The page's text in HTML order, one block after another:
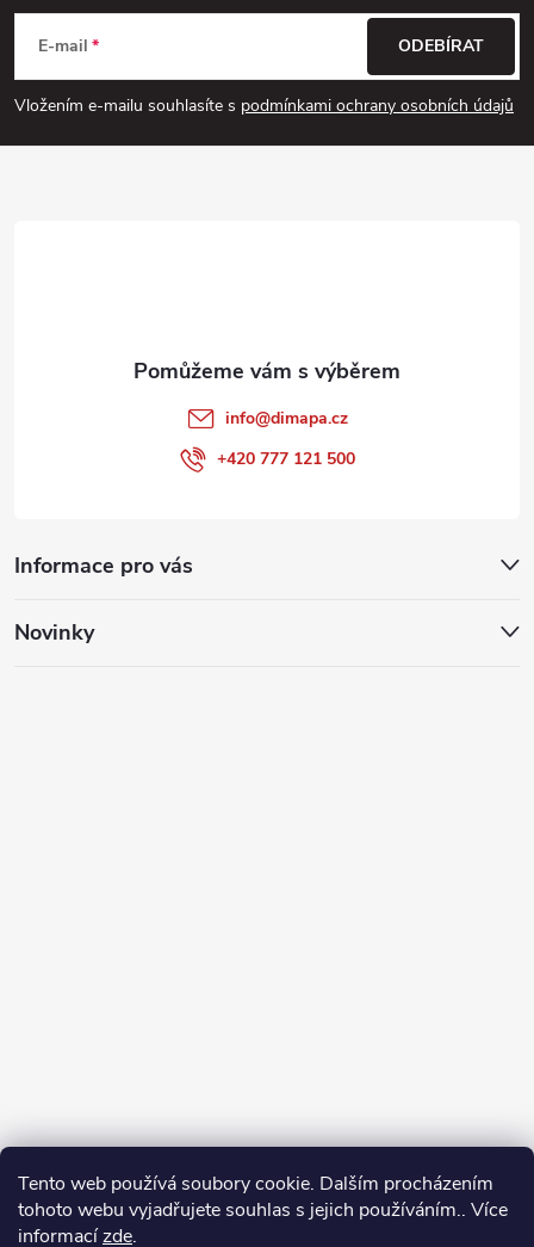
Tento web používá soubory cookie. Dalším procházením
tohoto webu vyjadřujete souhlas s jejich používáním.. Více
informacízde.
y
v
ý
p
a
E-mail
Vložením e-mailu souhlasíte s podmínkami ochrany osobních údajů
ODEBÍRAT
Informace pro vás
Novinky
info@dimapa.cz
+420 777 121 500